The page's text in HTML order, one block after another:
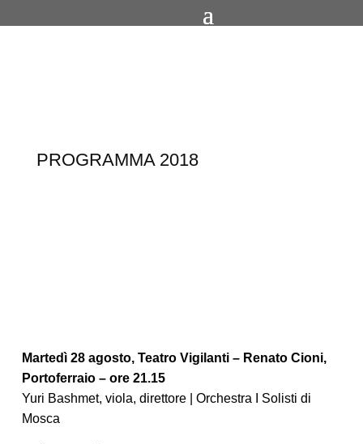
PROGRAMMA 2018
Martedì 28 agosto, Teatro Vigilanti – Renato Cioni,
Portoferraio – ore 21.15
Yuri Bashmet, viola, direttore | Orchestra I Solisti di
Mosca